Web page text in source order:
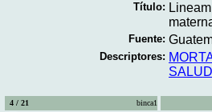
Título:
Fuente:
Descriptores:
4 / 21
binca1